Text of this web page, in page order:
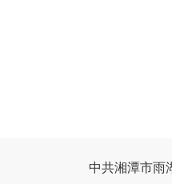
中共湘潭市雨